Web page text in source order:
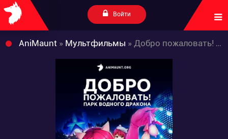
Войти
AniMaunt » Мультфильмы » Добро пожаловать! Парк Водного дракона